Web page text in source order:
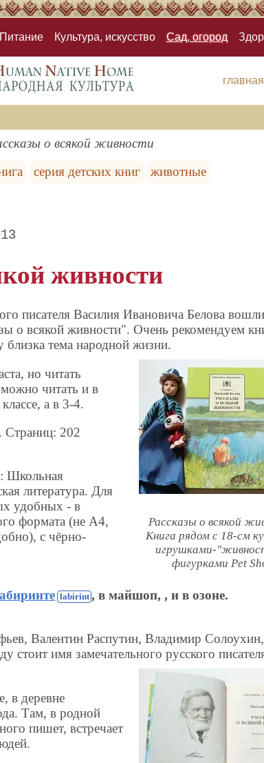
Питание Культура, искусство Сад, огород
главная
о всякой живности
серия детских книг
животные
живности
писателя Василия Ивановича Белова вошли
о всякой живности". Очень рекомендуем
тема народной жизни.
Рассказы о всякой
Книга рядом с 18-см
игрушками-
фигурками Pet
но читать
читать и в
а в 3-4.
202
Школьная
литература. Для
удобных - в
формата (не А4,
с чёрно-
, в майшоп, , и в озоне.
Валентин Распутин, Владимир Солоухин,
имя замечательного русского
в деревне
Там, в родной
пишет, встречает